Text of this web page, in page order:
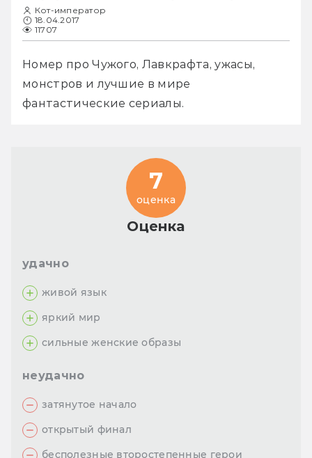
Кот-император
18.04.2017
11707
Номер про Чужого, Лавкрафта, ужасы,
монстров и лучшие в мире
фантастические сериалы.
Оценка
7
оценка
удачно
живой язык
яркий мир
сильные женские образы
неудачно
затянутое начало
открытый финал
бесполезные второстепенные герои